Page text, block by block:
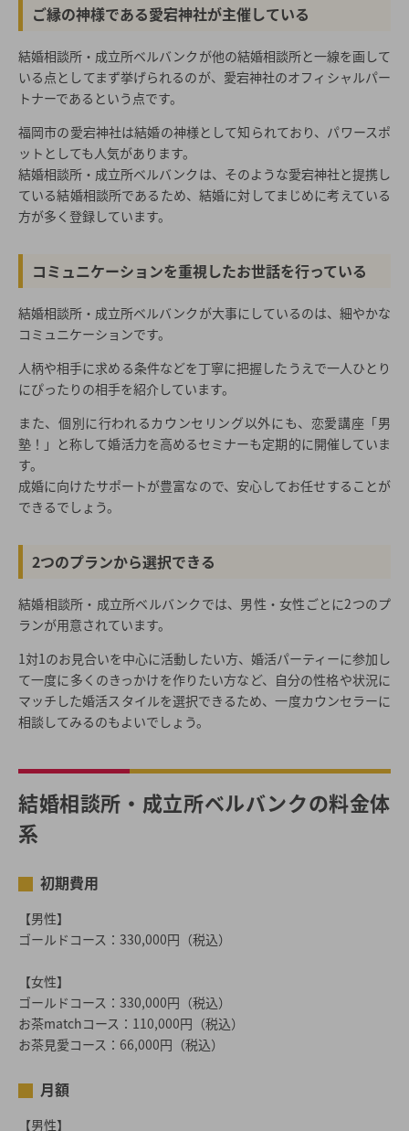
ご縁の神様である愛宕神社が主催している
結婚相談所・成立所ベルバンクが他の結婚相談所と一線を画して
いる点としてまず挙げられるのが、愛宕神社のオフィシャルパー
トナーであるという点です。
福岡市の愛宕神社は結婚の神様として知られており、パワースポ
ットとしても人気があります。
結婚相談所・成立所ベルバンクは、そのような愛宕神社と提携し
ている結婚相談所であるため、結婚に対してまじめに考えている
方が多く登録しています。
コミュニケーションを重視したお世話を行っている
結婚相談所・成立所ベルバンクが大事にしているのは、細やかな
コミュニケーションです。
人柄や相手に求める条件などを丁寧に把握したうえで一人ひとり
にぴったりの相手を紹介しています。
また、個別に行われるカウンセリング以外にも、恋愛講座「男
塾！」と称して婚活力を高めるセミナーも定期的に開催していま
す。
成婚に向けたサポートが豊富なので、安心してお任せすることが
できるでしょう。
2つのプランから選択できる
結婚相談所・成立所ベルバンクでは、男性・女性ごとに2つのプ
ランが用意されています。
1対1のお見合いを中心に活動したい方、婚活パーティーに参加し
て一度に多くのきっかけを作りたい方など、自分の性格や状況に
マッチした婚活スタイルを選択できるため、一度カウンセラーに
相談してみるのもよいでしょう。
結婚相談所・成立所ベルバンクの料金体
系
初期費用
【男性】
ゴールドコース：330,000円（税込）
【女性】
ゴールドコース：330,000円（税込）
お茶matchコース：110,000円（税込）
お茶見愛コース：66,000円（税込）
月額
【男性】